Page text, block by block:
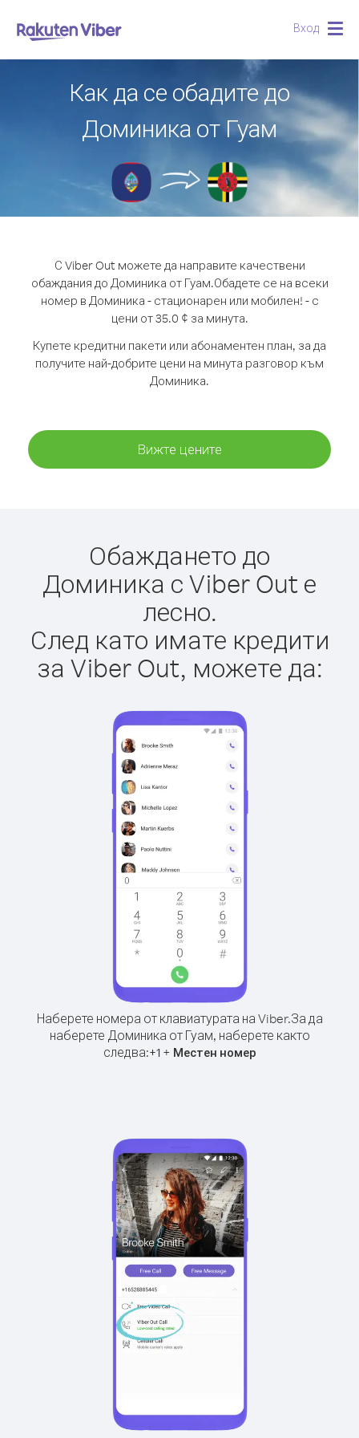
Вход
Как да се обадите до
Доминика от Гуам
С Viber Out можете да направите качествени
обаждания до Доминика от Гуам.Обадете се на всеки
номер в Доминика - стационарен или мобилен! - с
цени от 35.0 ¢ за минута.
Купете кредитни пакети или абонаментен план, за да
получите най-добрите цени на минута разговор към
Доминика.
Вижте цените
Обаждането до
Доминика с Viber Out е
лесно.
След като имате кредити
за Viber Out, можете да:
Наберете номера от клавиатурата на Viber.За да
наберете Доминика от Гуам, наберете както
следва:+1+ Местен номер